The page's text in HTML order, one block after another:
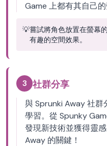
Game 上都有其自己的
💡嘗試將角色放置在螢幕
有趣的空間效果。
3 社群分享
與 Sprunki Away 社
學習。從 Spunky
發現新技術並獲得靈
Away 的關鍵！